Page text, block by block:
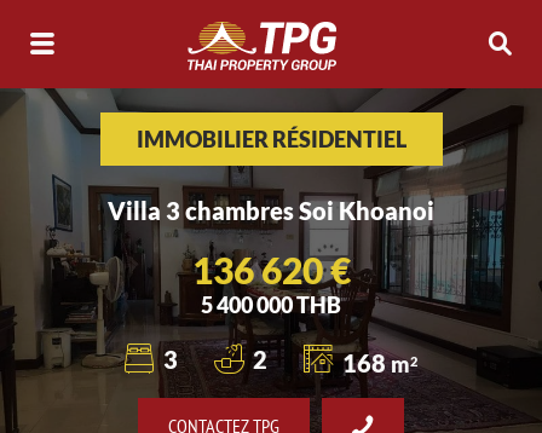
IMMOBILIER RÉSIDENTIEL
Villa 3 chambres Soi Khoanoi
136 620 €
5 400 000 THB
3 2 168m2
CONTACTEZ TPG